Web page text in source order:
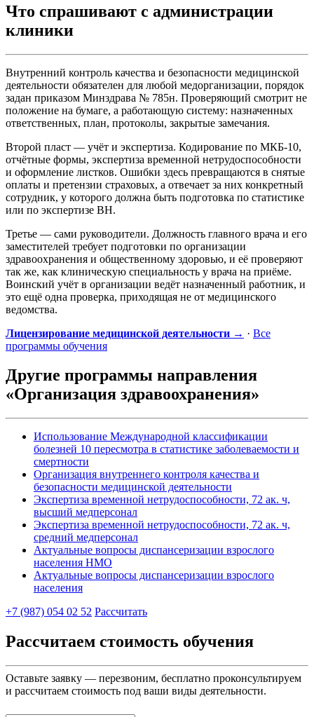
Что спрашивают с администрации
клиники
Внутренний контроль качества и безопасности медицинской
деятельности обязателен для любой медорганизации, порядок
задан приказом Минздрава № 785н. Проверяющий смотрит не
положение на бумаге, а работающую систему: назначенных
ответственных, план, протоколы, закрытые замечания.
Второй пласт — учёт и экспертиза. Кодирование по МКБ-10,
отчётные формы, экспертиза временной нетрудоспособности
и оформление листков. Ошибки здесь превращаются в снятые
оплаты и претензии страховых, а отвечает за них конкретный
сотрудник, у которого должна быть подготовка по статистике
или по экспертизе ВН.
Третье — сами руководители. Должность главного врача и его
заместителей требует подготовки по организации
здравоохранения и общественному здоровью, и её проверяют
так же, как клиническую специальность у врача на приёме.
Воинский учёт в организации ведёт назначенный работник, и
это ещё одна проверка, приходящая не от медицинского
ведомства.
Лицензирование медицинской деятельности → · Все
программы обучения
Другие программы направления
«Организация здравоохранения»
Использование Международной классификации
болезней 10 пересмотра в статистике заболеваемости и
смертности
Организация внутреннего контроля качества и
безопасности медицинской деятельности
Экспертиза временной нетрудоспособности, 72 ак. ч,
высший медперсонал
Экспертиза временной нетрудоспособности, 72 ак. ч,
средний медперсонал
Актуальные вопросы диспансеризации взрослого
населения НМО
Актуальные вопросы диспансеризации взрослого
населения
+7 (987) 054 02 52 Рассчитать
Рассчитаем стоимость обучения
Оставьте заявку — перезвоним, бесплатно проконсультируем
и рассчитаем стоимость под ваши виды деятельности.